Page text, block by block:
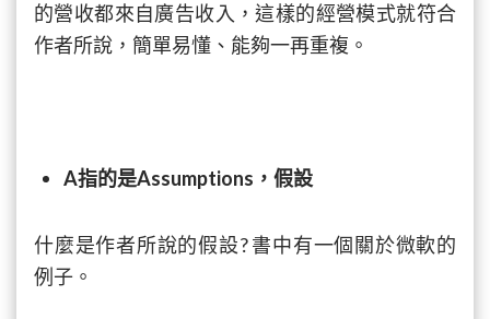
的營收都來自廣告收入，這樣的經營模式就符合
作者所說，簡單易懂、能夠一再重複。
A指的是Assumptions，假設
什麼是作者所說的假設? 書中有一個關於微軟的
例子。